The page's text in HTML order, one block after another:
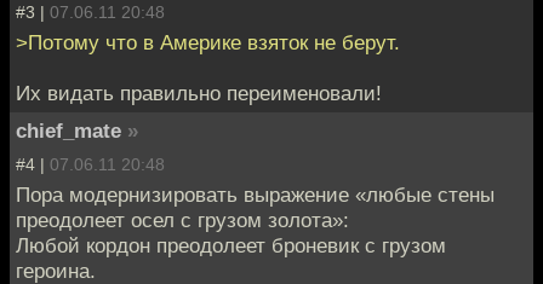
#3 | 07.06.11 20:48
>Потому что в Америке взяток не берут.
Их видать правильно переименовали!
chief_mate »
#4 | 07.06.11 20:48
Пора модернизировать выражение «любые стены
преодолеет осел с грузом золота»:
Любой кордон преодолеет броневик с грузом
героина.